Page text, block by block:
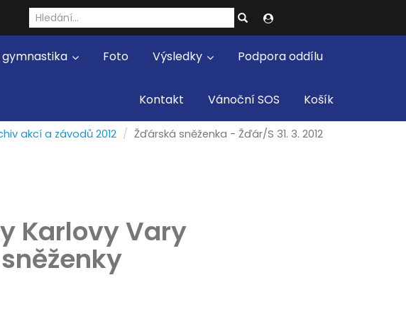
Foto Výsledky Podpora oddílu
Kontakt Vánoční SOS Košík
akcí a závodů 2012 Žďárská sněženka - Žďár/S 31. 3. 2012
Karlovy Vary